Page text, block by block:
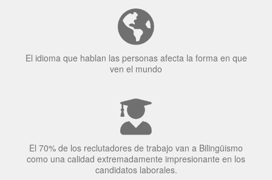
El idioma que hablan las personas afecta la forma en que
El 70% de los reclutadores de trabajo van a Bilingüismo
como una calidad extremadamente impresionante en los